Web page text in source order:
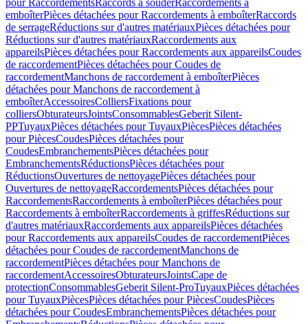
pour RaccordementsRaccords à souderRaccordements à
emboîterPièces détachées pour Raccordements à emboîterRaccords
de serrageRéductions sur d'autres matériauxPièces détachées pour
Réductions sur d'autres matériauxRaccordements aux
appareilsPièces détachées pour Raccordements aux appareilsCoudes
de raccordementPièces détachées pour Coudes de
raccordementManchons de raccordement à emboîterPièces
détachées pour Manchons de raccordement à
emboîterAccessoiresColliersFixations pour
colliersObturateursJointsConsommablesGeberit Silent-
PPTuyauxPièces détachées pour TuyauxPiècesPièces détachées
pour PiècesCoudesPièces détachées pour
CoudesEmbranchementsPièces détachées pour
EmbranchementsRéductionsPièces détachées pour
RéductionsOuvertures de nettoyagePièces détachées pour
Ouvertures de nettoyageRaccordementsPièces détachées pour
RaccordementsRaccordements à emboîterPièces détachées pour
Raccordements à emboîterRaccordements à griffesRéductions sur
d'autres matériauxRaccordements aux appareilsPièces détachées
pour Raccordements aux appareilsCoudes de raccordementPièces
détachées pour Coudes de raccordementManchons de
raccordementPièces détachées pour Manchons de
raccordementAccessoiresObturateursJointsCape de
protectionConsommablesGeberit Silent-ProTuyauxPièces détachées
pour TuyauxPiècesPièces détachées pour PiècesCoudesPièces
détachées pour CoudesEmbranchementsPièces détachées pour